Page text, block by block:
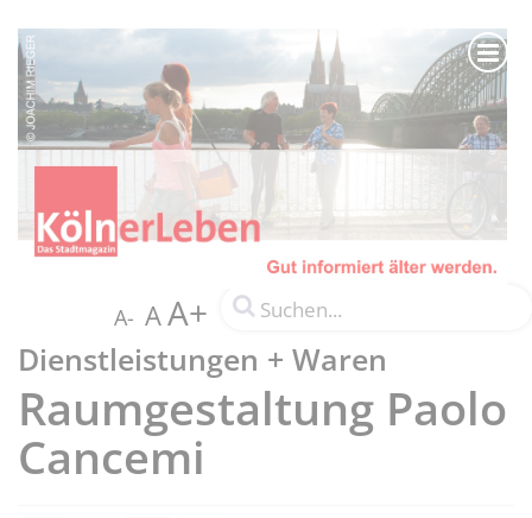
A- AA+
Dienstleistungen + Waren
Raumgestaltung Paolo
Cancemi